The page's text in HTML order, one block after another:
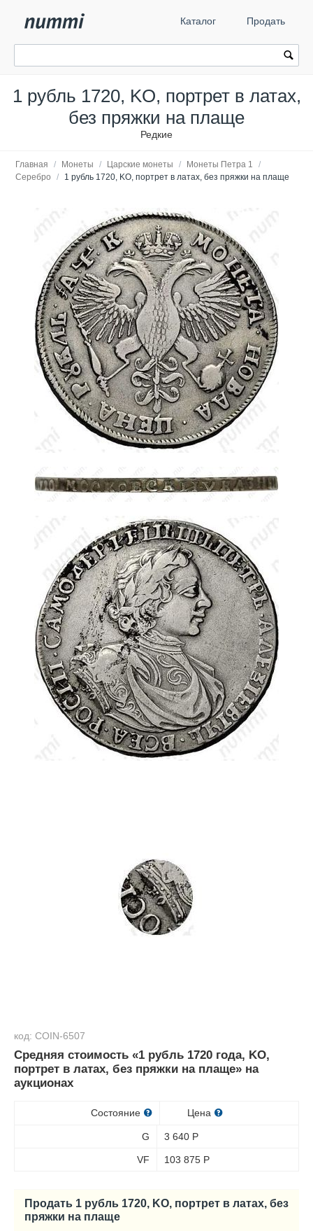
Каталог Продать
1 рубль 1720, KO, портрет в латах,
без пряжки на плаще
Редкие
Главная / Монеты / Царские монеты / Монеты Петра 1
/
Серебро
/ 1 рубль 1720, KO, портрет в латах, без пряжки на плаще
код: COIN-6507
Средняя стоимость «1 рубль 1720 года, KO,
портрет в латах, без пряжки на плаще» на
аукционах
Состояние Цена
G 3 640 Р
VF 103 875 Р
Продать 1 рубль 1720, KO, портрет в латах, без
пряжки на плаще